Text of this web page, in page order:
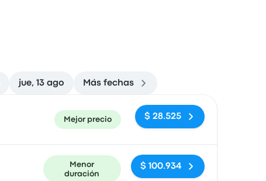
jue, 13 ago Más fechas
Mejor precio $ 28.525
Menor
duración
$ 100.934